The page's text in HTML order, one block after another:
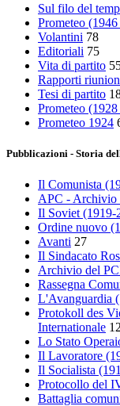
Sul filo del
Prometeo
Volantini 78
Editoriali 75
Vita di partito
Rapporti
Tesi di partito
Prometeo
Prometeo 1924
Pubblicazioni - Storia
Il Comunista
APC - Archivio
Il Soviet
Ordine nuovo
Avanti 27
Il Sindacato
Archivio del
Rassegna
L'Avanguardia
Protokoll des
Internationale 12
Lo Stato
Il Lavoratore
Il Socialista
Protocollo del
Battaglia